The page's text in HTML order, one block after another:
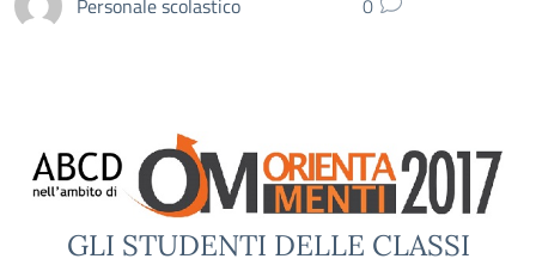
0
GLI STUDENTI DELLE CLASSI